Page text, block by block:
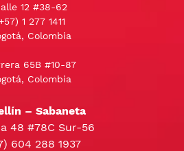
12 #38-62
1 277 1411
Colombia
65B #10-87
Colombia
– Sabaneta
48 #78C Sur-56
604 288 1937